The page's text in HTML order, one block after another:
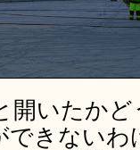
開いたか
できない